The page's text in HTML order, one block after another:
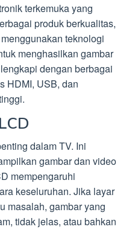
terkemuka yang
produk berkualitas,
teknologi
menghasilkan gambar
dengan berbagai
HDMI, USB, dan
dalam TV. Ini
gambar dan video
mempengaruhi
keseluruhan. Jika layar
masalah, gambar yang
tidak jelas, atau bahkan